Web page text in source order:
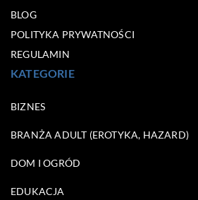
BLOG
POLITYKA PRYWATNOŚCI
REGULAMIN
KATEGORIE
BIZNES
BRANŻA ADULT (EROTYKA, HAZARD)
DOM I OGRÓD
EDUKACJA